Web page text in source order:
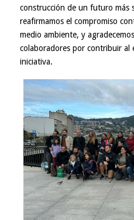
construcción de un futuro más
reafirmamos el compromiso
medio ambiente, y
colaboradores por contribuir al
iniciativa.